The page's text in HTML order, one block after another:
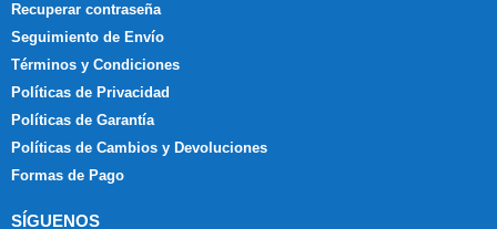
Recuperar contraseña
Seguimiento de Envío
Términos y Condiciones
Políticas de Privacidad
Políticas de Garantía
Políticas de Cambios y Devoluciones
Formas de Pago
SÍGUENOS